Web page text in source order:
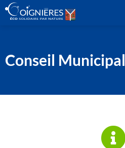
Conseil Municipal